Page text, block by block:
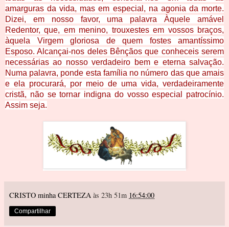
amarguras da vida, mas em especial, na agonia da morte.
Dizei, em nosso favor, uma palavra Àquele amável
Redentor, que, em menino, trouxestes em vossos braços,
àquela Virgem gloriosa de quem fostes amantíssimo
Esposo. Alcançai-nos deles Bênçãos que conheceis serem
necessárias ao nosso verdadeiro bem e eterna salvação.
Numa palavra, ponde esta família no número das que amais
e ela procurará, por meio de uma vida, verdadeiramente
cristã, não se tornar indigna do vosso especial patrocínio.
Assim seja.
CRISTO minha CERTEZA às 23h 51m 16:54:00
Compartilhar